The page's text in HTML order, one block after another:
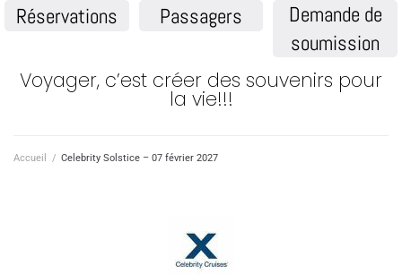
Réservations Passagers
Demande de
soumission
Voyager, c’est créer des souvenirs pour
la vie!!!
Accueil / Celebrity Solstice – 07 février 2027